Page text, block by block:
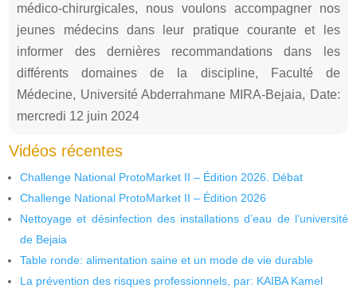
médico-chirurgicales, nous voulons accompagner nos
jeunes médecins dans leur pratique courante et les
informer des dernières recommandations dans les
différents domaines de la discipline, Faculté de
Médecine, Université Abderrahmane MIRA-Bejaia, Date:
mercredi 12 juin 2024
Vidéos récentes
Challenge National ProtoMarket II – Édition 2026. Débat
Challenge National ProtoMarket II – Édition 2026
Nettoyage et désinfection des installations d’eau de l’université
de Bejaia
Table ronde: alimentation saine et un mode de vie durable
La prévention des risques professionnels, par: KAIBA Kamel